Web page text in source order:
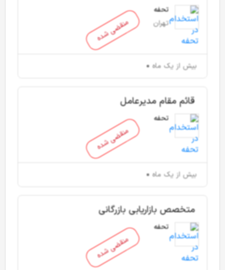
منقضی شده
تحفه
تهران
بیش از یک ماه
منقضی شده
قائم مقام مدیرعامل
تحفه
بیش از یک ماه
منقضی شده
متخصص بازاریابی بازرگانی
تحفه